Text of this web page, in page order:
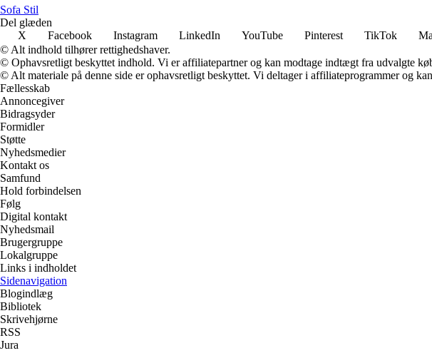
Sofa Stil
Del glæden
X
Facebook Instagram LinkedIn YouTube Pinterest TikTok
© Alt indhold tilhører rettighedshaver.
© Ophavsretligt beskyttet indhold. Vi er affiliatepartner og kan modtage indtægt fra udvalgte
© Alt materiale på denne side er ophavsretligt beskyttet. Vi deltager i affiliateprogrammer og
Fællesskab
Annoncegiver
Bidragsyder
Formidler
Støtte
Nyhedsmedier
Kontakt os
Samfund
Hold forbindelsen
Følg
Digital kontakt
Nyhedsmail
Brugergruppe
Lokalgruppe
Links i indholdet
Sidenavigation
Blogindlæg
Bibliotek
Skrivehjørne
RSS
Jura